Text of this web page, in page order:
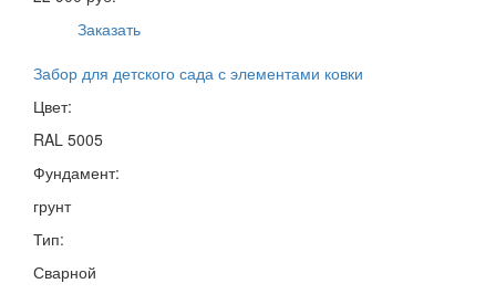
Заказать
Забор для детского сада с элементами ковки
Цвет:
RAL 5005
Фундамент:
грунт
Тип:
Сварной